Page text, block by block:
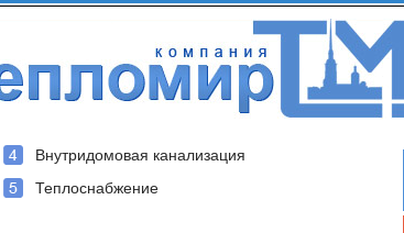
Внутридомовая канализация
Теплоснабжение